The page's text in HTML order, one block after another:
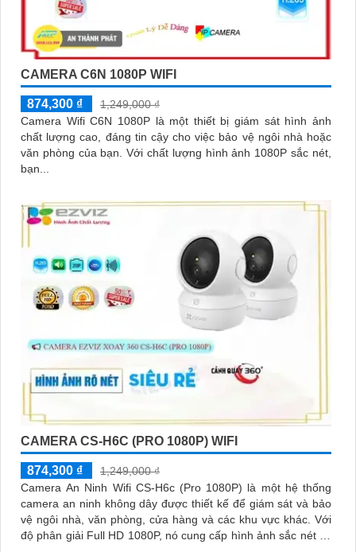
CAMERA C6N 1080P WIFI
874,300 ₫
1,249,000 ₫
Camera Wifi C6N 1080P là một thiết bị giám sát hình ảnh
chất lượng cao, đáng tin cậy cho việc bảo vệ ngôi nhà hoặc
văn phòng của bạn. Với chất lượng hình ảnh 1080P sắc nét,
bạn...
CAMERA CS-H6C (PRO 1080P) WIFI
874,300 ₫
1,249,000 ₫
Camera An Ninh Wifi CS-H6c (Pro 1080P) là một hệ thống
camera an ninh không dây được thiết kế để giám sát và bảo
vệ ngôi nhà, văn phòng, cửa hàng và các khu vực khác. Với
độ phân giải Full HD 1080P, nó cung cấp hình ảnh sắc nét và